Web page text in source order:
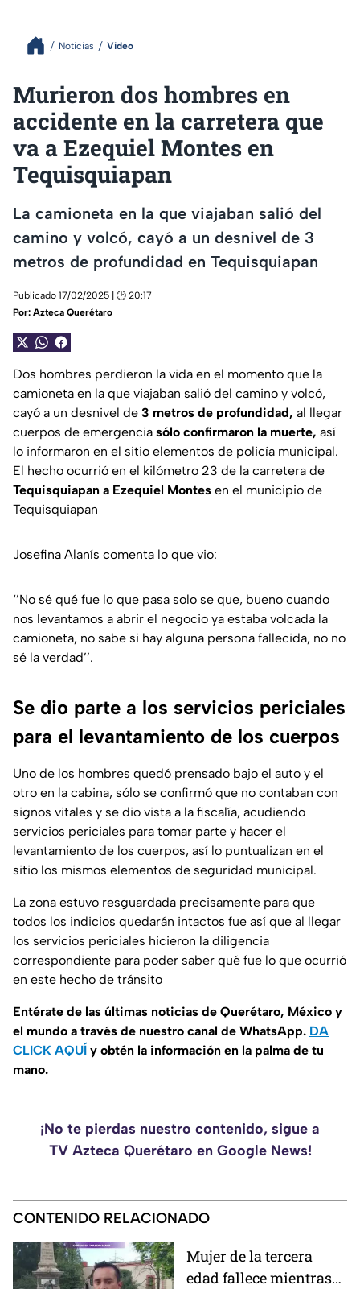
Noticias Video
Murieron dos hombres en
accidente en la carretera que
va a Ezequiel Montes en
Tequisquiapan
La camioneta en la que viajaban salió del
camino y volcó, cayó a un desnivel de 3
metros de profundidad en Tequisquiapan
Publicado 17/02/2025 | 🕑 20:17
Por: Azteca Querétaro
Dos hombres perdieron la vida en el momento que la
camioneta en la que viajaban salió del camino y volcó,
cayó a un desnivel de 3 metros de profundidad, al llegar
cuerpos de emergencia sólo confirmaron la muerte, así
lo informaron en el sitio elementos de policía municipal.
El hecho ocurrió en el kilómetro 23 de la carretera de
Tequisquiapan a Ezequiel Montes en el municipio de
Tequisquiapan
Josefina Alanís comenta lo que vio:
‘’No sé qué fue lo que pasa solo se que, bueno cuando
nos levantamos a abrir el negocio ya estaba volcada la
camioneta, no sabe si hay alguna persona fallecida, no no
sé la verdad’’.
Se dio parte a los servicios periciales
para el levantamiento de los cuerpos
Uno de los hombres quedó prensado bajo el auto y el
otro en la cabina, sólo se confirmó que no contaban con
signos vitales y se dio vista a la fiscalía, acudiendo
servicios periciales para tomar parte y hacer el
levantamiento de los cuerpos, así lo puntualizan en el
sitio los mismos elementos de seguridad municipal.
La zona estuvo resguardada precisamente para que
todos los indicios quedarán intactos fue así que al llegar
los servicios periciales hicieron la diligencia
correspondiente para poder saber qué fue lo que ocurrió
en este hecho de tránsito
Entérate de las últimas noticias de Querétaro, México y
el mundo a través de nuestro canal de WhatsApp. DA
CLICK AQUÍ y obtén la información en la palma de tu
mano.
¡No te pierdas nuestro contenido, sigue a
TV Azteca Querétaro en Google News!
CONTENIDO RELACIONADO
Mujer de la tercera
edad fallece mientras